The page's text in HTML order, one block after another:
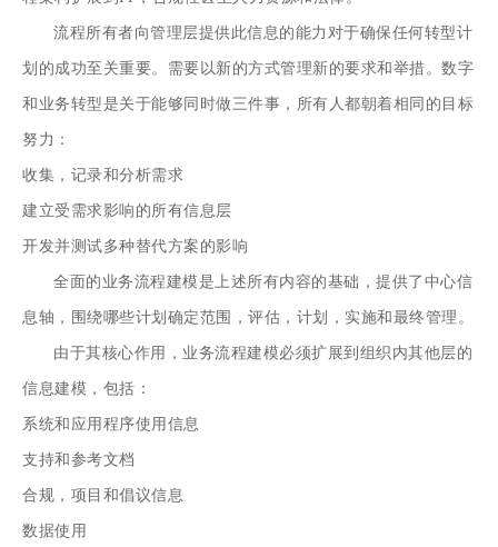
流程所有者向管理层提供此信息的能力对于确保任何转型计
划的成功至关重要。需要以新的方式管理新的要求和举措。数字
和业务转型是关于能够同时做三件事，所有人都朝着相同的目标
努力：
收集，记录和分析需求
建立受需求影响的所有信息层
开发并测试多种替代方案的影响
全面的业务流程建模是上述所有内容的基础，提供了中心信
息轴，围绕哪些计划确定范围，评估，计划，实施和最终管理。
由于其核心作用，业务流程建模必须扩展到组织内其他层的
信息建模，包括：
系统和应用程序使用信息
支持和参考文档
合规，项目和倡议信息
数据使用